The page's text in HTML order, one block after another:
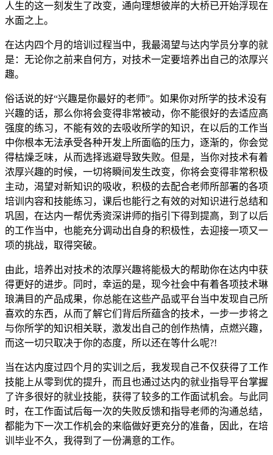
人生的这一刻发生了改变，通向理想彼岸的大桥已开始浮现在
水面之上。
在达内四个月的培训过程当中，我最渴望与达内学员分享的就
是：无论你之前来自何方，对技术一定要培养出自己的浓厚兴
趣。
俗话说的好“兴趣是你最好的老师”。如果你对所学的技术没有
兴趣的话，那么你将会变得非常被动，你不能很好的去适应高
强度的练习，不能有效的去吸收所学的知识，在以后的工作当
中你根本无法承受各种开发上所面临的压力，逐渐的，你会觉
得枯燥乏味，从而选择逃避导致失败。但是，当你对技术有着
浓厚兴趣的时候，一切将瞬间发生改变，你将会变得非常积极
主动，渴望对新知识的吸收，积极的去配合老师所部署的各项
培训内容和技能练习，课后也能行之有效的对知识进行总结和
巩固，在达内一帮优秀资深讲师的指引下得到提高，到了以后
的工作当中，也能充分调动出自身的积极性，去迎接一项又一
项的挑战，取得突破。
由此，培养出对技术的浓厚兴趣将能极大的帮助你在达内中获
得更好的进步。同时，幸运的是，现今社会中有着各项技术琳
琅满目的产品成果，你总能在这些产品或平台当中发现自己所
喜欢的东西，从而了解它们背后所蕴含的技术，一步一步将之
与你所学的知识相关联，激发出自己的创作热情，点燃兴趣，
而这一切只取决于你的态度，所以还在等什么呢?!
当在达内度过四个月的实训之后，我发现自己不仅获得了工作
技能上从零到优的提升，而且也通过达内的就业指导平台掌握
了许多很好的就业技能，获得了较多的工作面试机会。与此同
时，在工作面试后每一次的失败反馈和指导老师的沟通总结，
都能为下一次工作机会的来临做好更充分的准备，因此，在培
训毕业不久，我得到了一份满意的工作。